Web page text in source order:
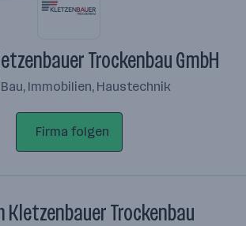
Trockenbau GmbH
Bau, Immobilien, Haustechnik
Firma folgen
Kletzenbauer Trockenbau